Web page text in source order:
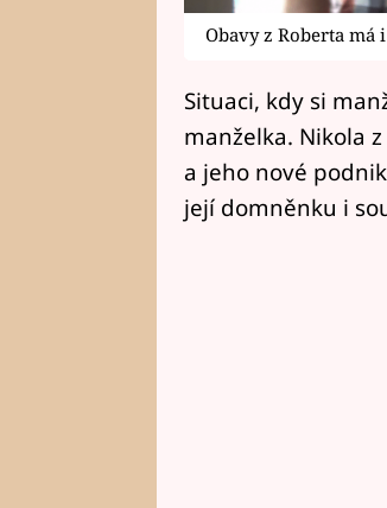
Obavy z Roberta má
Situaci, kdy si
manželka. Nikola
a jeho nové
její domněnku i